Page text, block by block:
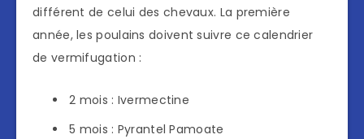
différent de celui des chevaux. La première
année, les poulains doivent suivre ce calendrier
de vermifugation :
2 mois : Ivermectine
5 mois : Pyrantel Pamoate